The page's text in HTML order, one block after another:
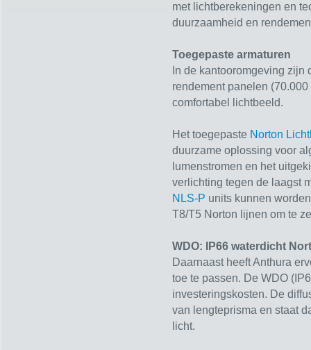
met lichtberekeningen en
duurzaamheid en
Toegepaste armaturen
In de kantooromgeving zijn
rendement panelen
comfortabel lichtbeeld.
Het toegepaste Norton
duurzame oplossing voor
lumenstromen en het
verlichting tegen de laagst
NLS-P units kunnen
T8/T5 Norton lijnen om te
WDO: IP66 waterdicht
Daarnaast heeft Anthura
toe te passen. De WDO
investeringskosten. De
van lengteprisma en staat
licht.